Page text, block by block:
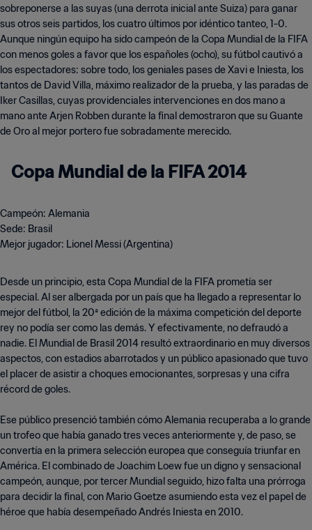
sobreponerse a las suyas (una derrota inicial ante Suiza) para ganar
sus otros seis partidos, los cuatro últimos por idéntico tanteo, 1-0.
Aunque ningún equipo ha sido campeón de la Copa Mundial de la FIFA
con menos goles a favor que los españoles (ocho), su fútbol cautivó a
los espectadores: sobre todo, los geniales pases de Xavi e Iniesta, los
tantos de David Villa, máximo realizador de la prueba, y las paradas de
Iker Casillas, cuyas providenciales intervenciones en dos mano a
mano ante Arjen Robben durante la final demostraron que su Guante
de Oro al mejor portero fue sobradamente merecido.
Copa Mundial de la FIFA 2014
Campeón: Alemania
Sede: Brasil
Mejor jugador: Lionel Messi (Argentina)
Desde un principio, esta Copa Mundial de la FIFA prometía ser
especial. Al ser albergada por un país que ha llegado a representar lo
mejor del fútbol, la 20ª edición de la máxima competición del deporte
rey no podía ser como las demás. Y efectivamente, no defraudó a
nadie. El Mundial de Brasil 2014 resultó extraordinario en muy diversos
aspectos, con estadios abarrotados y un público apasionado que tuvo
el placer de asistir a choques emocionantes, sorpresas y una cifra
récord de goles.
Ese público presenció también cómo Alemania recuperaba a lo grande
un trofeo que había ganado tres veces anteriormente y, de paso, se
convertía en la primera selección europea que conseguía triunfar en
América. El combinado de Joachim Loew fue un digno y sensacional
campeón, aunque, por tercer Mundial seguido, hizo falta una prórroga
para decidir la final, con Mario Goetze asumiendo esta vez el papel de
héroe que había desempeñado Andrés Iniesta en 2010.